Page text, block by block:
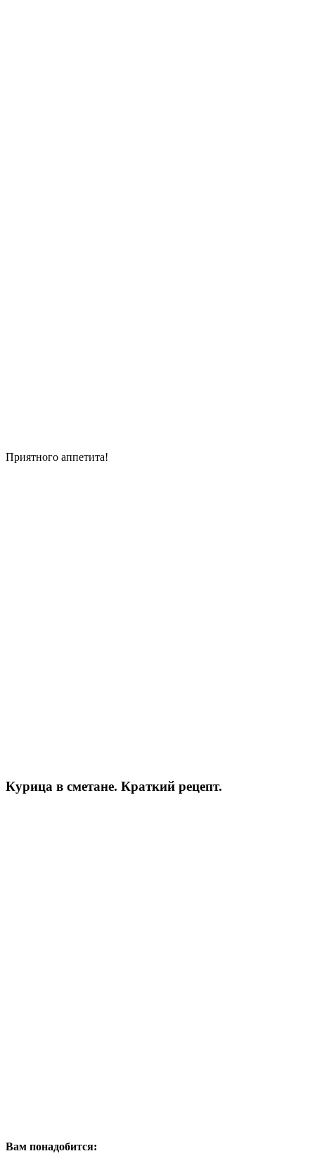
Приятного аппетита!
Курица в сметане. Краткий рецепт.
Вам понадобится: